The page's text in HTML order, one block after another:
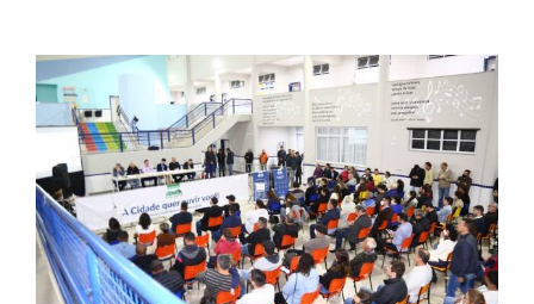
View
Larger
Image